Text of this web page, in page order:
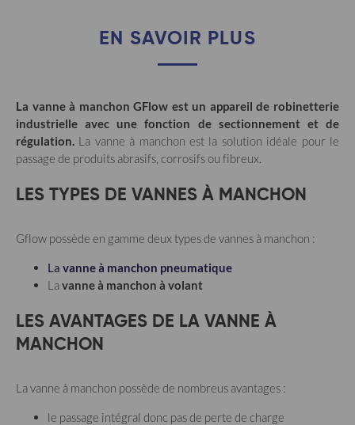
EN SAVOIR PLUS
La vanne à manchon GFlow est un appareil de robinetterie
industrielle avec une fonction de sectionnement et de
régulation. La vanne à manchon est la solution idéale pour le
passage de produits abrasifs, corrosifs ou fibreux.
LES TYPES DE VANNES À MANCHON
Gflow possède en gamme deux types de vannes à manchon :
La vanne à manchon pneumatique
Lavanne à manchon à volant
LES AVANTAGES DE LA VANNE À
MANCHON
La vanne à manchon possède de nombreus avantages :
le passage intégral donc pas de perte de charge